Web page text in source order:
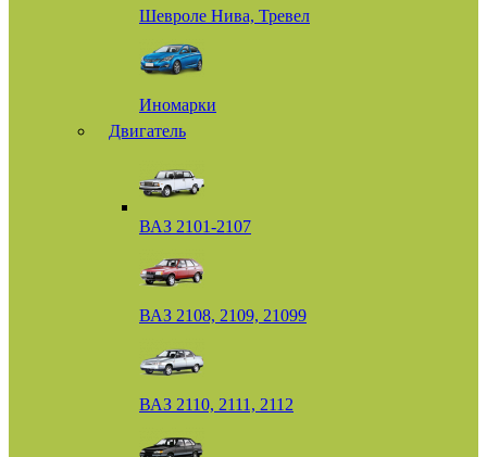
Шевроле Нива, Тревел
Иномарки
Двигатель
ВАЗ 2101-2107
ВАЗ 2108, 2109, 21099
ВАЗ 2110, 2111, 2112